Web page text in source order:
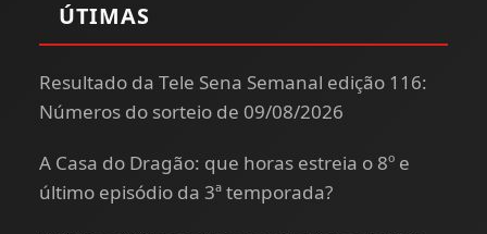
ÚTIMAS
Resultado da Tele Sena Semanal edição 116:
Números do sorteio de 09/08/2026
A Casa do Dragão: que horas estreia o 8º e
último episódio da 3ª temporada?